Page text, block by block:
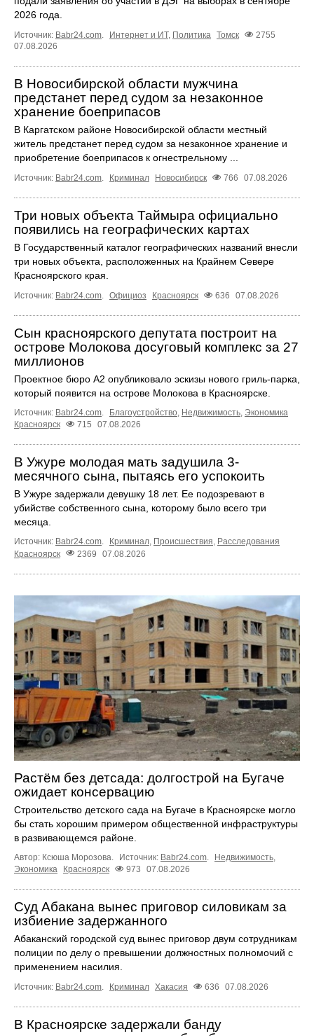
2026 года.
Источник: Babr24.com. Интернет и ИТ, Политика Томск
2755
07.08.2026
В Новосибирской области мужчина
предстанет перед судом за незаконное
хранение боеприпасов
В Каргатском районе Новосибирской области местный
житель предстанет перед судом за незаконное хранение и
приобретение боеприпасов к огнестрельному ...
Источник: Babr24.com. Криминал Новосибирск 766 07.08.2026
Три новых объекта Таймыра официально
появились на географических картах
В Государственный каталог географических названий внесли
три новых объекта, расположенных на Крайнем Севере
Красноярского края.
Источник: Babr24.com. Официоз Красноярск 636 07.08.2026
Сын красноярского депутата построит на
острове Молокова досуговый комплекс за 27
миллионов
Проектное бюро А2 опубликовало эскизы нового гриль-парка,
который появится на острове Молокова в Красноярске.
Источник: Babr24.com. Благоустройство, Недвижимость, Экономика
Красноярск
715 07.08.2026
В Ужуре молодая мать задушила 3-
месячного сына, пытаясь его успокоить
В Ужуре задержали девушку 18 лет. Ее подозревают в
убийстве собственного сына, которому было всего три
месяца.
Источник: Babr24.com. Криминал, Происшествия, Расследования
Красноярск
2369 07.08.2026
Растём без детсада: долгострой на Бугаче
ожидает консервацию
Строительство детского сада на Бугаче в Красноярске могло
бы стать хорошим примером общественной инфраструктуры
в развивающемся районе.
Автор: Ксюша Морозова. Источник: Babr24.com. Недвижимость,
Экономика
Красноярск 973 07.08.2026
Суд Абакана вынес приговор силовикам за
избиение задержанного
Абаканский городской суд вынес приговор двум сотрудникам
полиции по делу о превышении должностных полномочий с
применением насилия.
Источник: Babr24.com. Криминал Хакасия 636 07.08.2026
В Красноярске задержали банду